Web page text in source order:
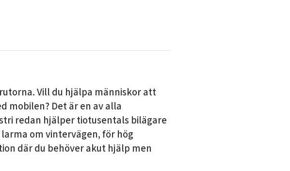
Vill du hjälpa människor att
mobilen? Det är en av alla
redan hjälper tiotusentals bilägare
om vintervägen, för hög
där du behöver akut hjälp men